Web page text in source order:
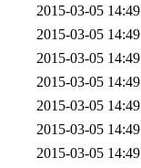
2015-03-05 14:49
2015-03-05 14:49
2015-03-05 14:49
2015-03-05 14:49
2015-03-05 14:49
2015-03-05 14:49
2015-03-05 14:49